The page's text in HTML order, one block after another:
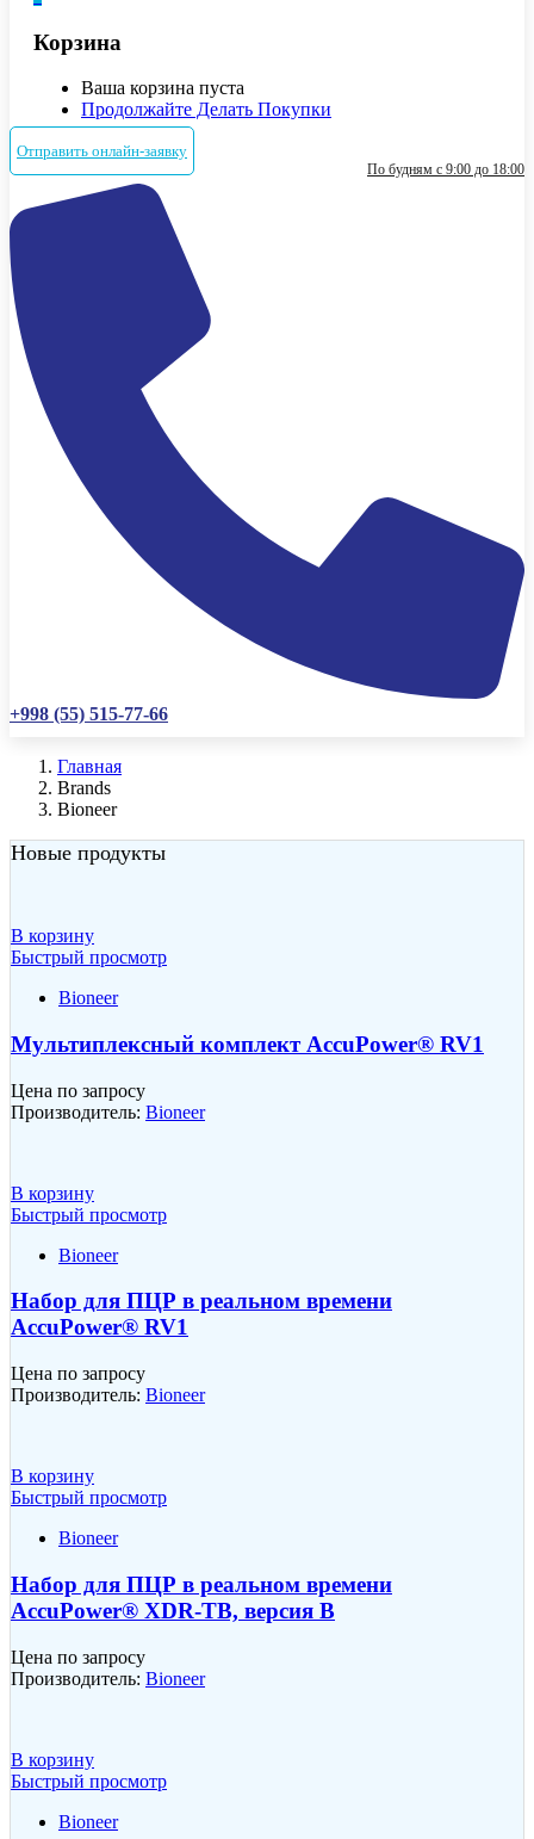
Корзина
Ваша корзина пуста
Продолжайте Делать Покупки
Отправить онлайн-заявку
По будням с 9:00 до 18:00
+998 (55) 515-77-66
Главная
Brands
Bioneer
Новые продукты
В корзину
Быстрый просмотр
Bioneer
Мультиплексный комплект AccuPower® RV1
Цена по запросу
Производитель: Bioneer
В корзину
Быстрый просмотр
Bioneer
Набор для ПЦР в реальном времени
AccuPower® RV1
Цена по запросу
Производитель: Bioneer
В корзину
Быстрый просмотр
Bioneer
Набор для ПЦР в реальном времени
AccuPower® XDR-TB, версия B
Цена по запросу
Производитель: Bioneer
В корзину
Быстрый просмотр
Bioneer